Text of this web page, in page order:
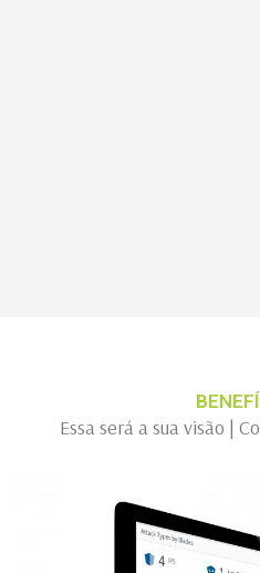
Essa será a sua visão |